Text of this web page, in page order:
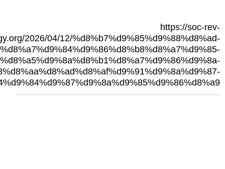
https://soc-rev-
2026/04/12/%d8%b7%d9%85%d9%88%d8%ad-
%d8%a7%d9%84%d9%86%d8%b8%d8%a7%d9%85-